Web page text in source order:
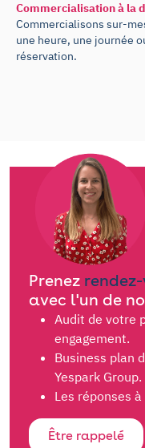
Commercialisation à la
Commercialisons sur-
une heure, une journée
réservation.
Prenez
avec l'un de
Audit de votre
engagement.
Business plan
Yespark Group.
Les réponses
Être rappelé